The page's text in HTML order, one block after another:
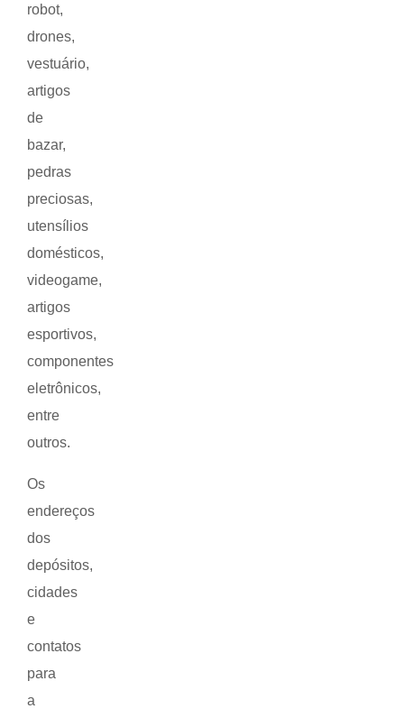
robot,
drones,
vestuário,
artigos
de
bazar,
pedras
preciosas,
utensílios
domésticos,
videogame,
artigos
esportivos,
componentes
eletrônicos,
entre
outros.
Os
endereços
dos
depósitos,
cidades
e
contatos
para
a